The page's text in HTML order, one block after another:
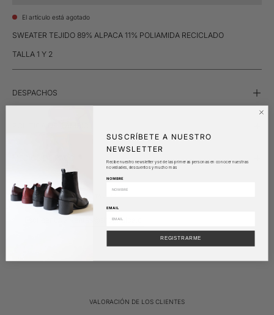
El artículo está agotado
SWEATER TEJIDO 89% ALPACA 11% POLIAMIDA RECICLADO
TALLA 1 Y 2
DESPACHOS
¿DUDAS CON TU TALLA?
ventas@shopnalca.cl
VALORACIÓN DE LOS CLIENTES
SUSCRÍBETE A NUESTRO
NEWSLETTER
Recibe nuestro newsletter y sé de las primeras personas en conocer nuestras
novedades, descuentos y mucho más
NOMBRE
EMAIL
REGISTRARME